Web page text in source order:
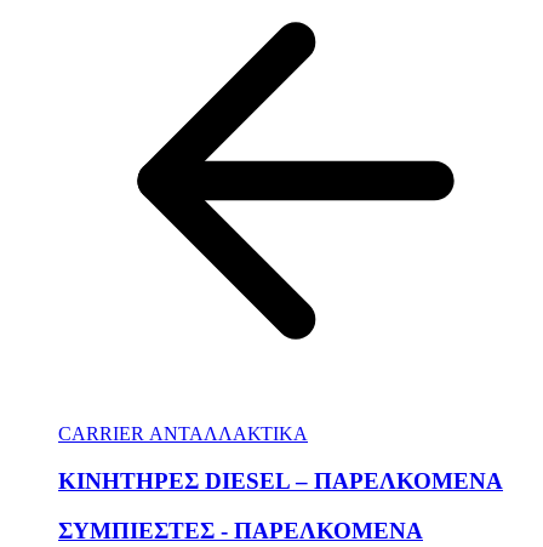
CARRIER ΑΝΤΑΛΛΑΚΤΙΚΑ
KΙΝΗΤΗΡΕΣ DIESEL – ΠΑΡΕΛΚΟΜΕΝΑ
ΣΥΜΠΙΕΣΤΕΣ - ΠΑΡΕΛΚΟΜΕΝΑ